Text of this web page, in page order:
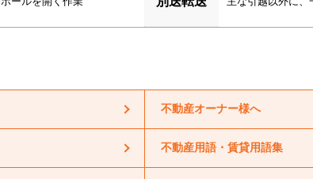
不動産オーナー様へ
不動産用語・賃貸用語集